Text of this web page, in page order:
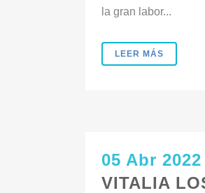
la gran labor...
LEER MÁS
05 Abr 2022
VITALIA